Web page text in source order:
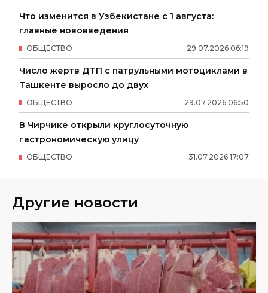
Что изменится в Узбекистане с 1 августа:
главные нововведения
29.07.2026 06:19
ОБЩЕСТВО
Число жертв ДТП с патрульными мотоциклами в
Ташкенте выросло до двух
29.07.2026 06:50
ОБЩЕСТВО
В Чирчике открыли круглосуточную
гастрономическую улицу
31.07.2026 17:07
ОБЩЕСТВО
Другие новости